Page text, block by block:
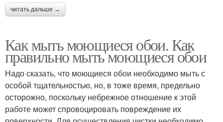
читать дальше →
Как мыть моющиеся обои. Как
правильно мыть моющиеся обои
Надо сказать, что моющиеся обои необходимо мыть с
особой тщательностью, но, в тоже время, предельно
осторожно, поскольку небрежное отношение к этой
работе может спровоцировать повреждение их